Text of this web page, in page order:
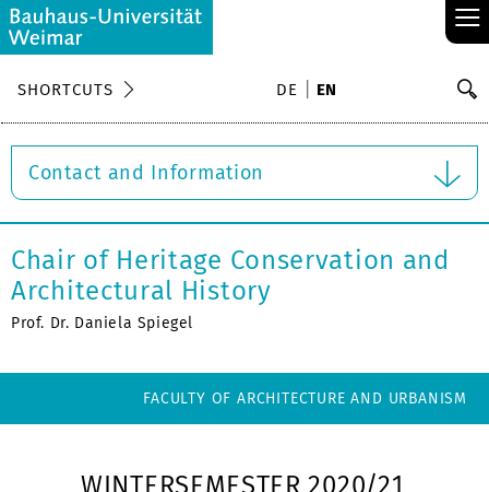
≡
SHORTCUTS DE EN
Contact and Information
Chair of Heritage Conservation and
Architectural History
Prof. Dr. Daniela Spiegel
FACULTY OF ARCHITECTURE AND URBANISM
WINTERSEMESTER 2020/21